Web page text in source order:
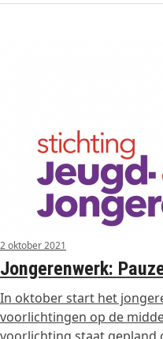
2 oktober 2021
Jongerenwerk:
In oktober start het
voorlichtingen op de